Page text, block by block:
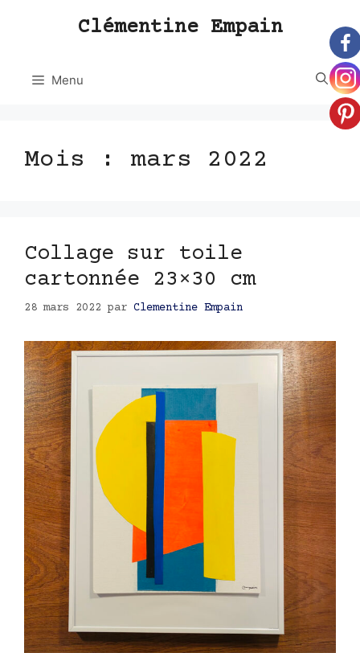
Clémentine Empain
Menu
Mois : mars 2022
Collage sur toile
cartonnée 23×30 cm
28 mars 2022 par Clementine Empain